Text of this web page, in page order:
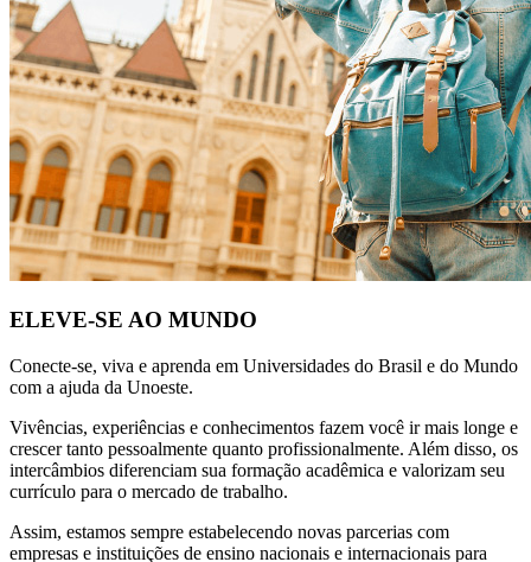
ELEVE-SE AO MUNDO
Conecte-se, viva e aprenda em Universidades do Brasil e do Mundo
com a ajuda da Unoeste.
Vivências, experiências e conhecimentos fazem você ir mais longe e
crescer tanto pessoalmente quanto profissionalmente. Além disso, os
intercâmbios diferenciam sua formação acadêmica e valorizam seu
currículo para o mercado de trabalho.
Assim, estamos sempre estabelecendo novas parcerias com
empresas e instituições de ensino nacionais e internacionais para